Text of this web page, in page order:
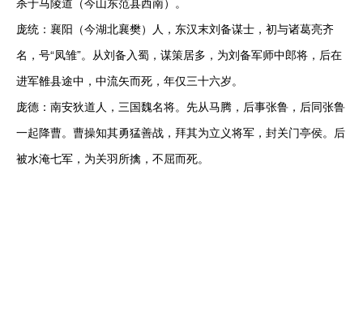
庞统：襄阳（今湖北襄樊）人，东汉末刘备谋士，初与诸葛亮齐
名，号“凤雏”。从刘备入蜀，谋策居多，为刘备军师中郎将，后在
进军雒县途中，中流矢而死，年仅三十六岁。
庞德：南安狄道人，三国魏名将。先从马腾，后事张鲁，后同张鲁
一起降曹。曹操知其勇猛善战，拜其为立义将军，封关门亭侯。后
被水淹七军，为关羽所擒，不屈而死。